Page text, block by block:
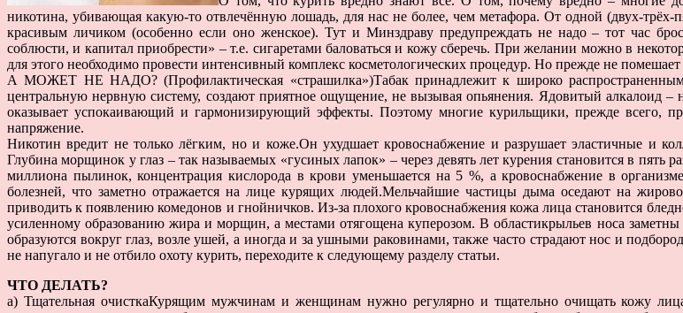
никотина, убивающая какую-то отвлечённую лошадь, для нас не более, чем метафора. От одной (двух-трёх-
красивым личиком (особенно если оно женское). Тут и Минздраву предупреждать не надо – тот час
соблюсти, и капитал приобрести» – т.е. сигаретами баловаться и кожу сберечь. При желании можно в
для этого необходимо провести интенсивный комплекс косметологических процедур. Но прежде не помешает
А МОЖЕТ НЕ НАДО? (Профилактическая «страшилка»)Табак принадлежит к широко
центральную нервную систему, создают приятное ощущение, не вызывая опьянения. Ядовитый алкалоид
оказывает успокаивающий и гармонизирующий эффекты. Поэтому многие курильщики, прежде всего,
напряжение.
Никотин вредит не только лёгким, но и коже.Он ухудшает кровоснабжение и разрушает эластичные и
Глубина морщинок у глаз – так называемых «гусиных лапок» – через девять лет курения становится в пять
миллиона пылинок, концентрация кислорода в крови уменьшается на 5 %, а кровоснабжение в
болезней, что заметно отражается на лице курящих людей.Мельчайшие частицы дыма оседают на
приводить к появлению комедонов и гнойничков. Из-за плохого кровоснабжения кожа лица становится
усиленному образованию жира и морщин, а местами отягощена куперозом. В областикрыльев носа
образуются вокруг глаз, возле ушей, а иногда и за ушными раковинами, также часто страдают нос и
не напугало и не отбило охоту курить, переходите к следующему разделу статьи.
ЧТО ДЕЛАТЬ?
а) Тщательная очисткаКурящим мужчинам и женщинам нужно регулярно и тщательно очищать кожу